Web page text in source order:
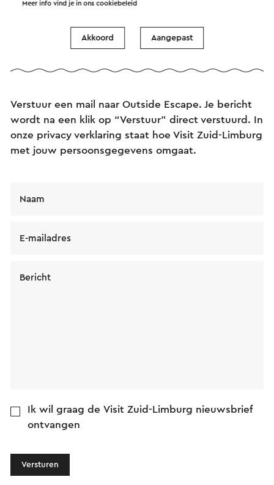
De kosten bedragen € 25,- per team (één tot zes
Voor meer informatie raadpleeg je de website.
Verstuur een e-mail
Verstuur een mail naar Outside Escape. Je bericht
wordt na een klik op “Verstuur” direct verstuurd. In
onze privacy verklaring staat hoe Visit Zuid-Limburg
met jouw persoonsgegevens omgaat.
Naam
E-mailadres
Bericht
Ik wil graag de Visit Zuid-Limburg nieuwsbrief
ontvangen
Versturen
Meer info vind je in onscookiebeleid
Akkoord Aangepast